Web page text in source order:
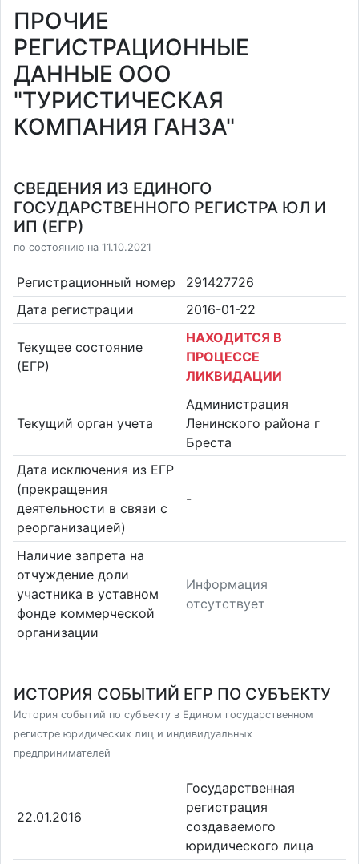
ПРОЧИЕ
РЕГИСТРАЦИОННЫЕ
ДАННЫЕ ООО
"ТУРИСТИЧЕСКАЯ
КОМПАНИЯ ГАНЗА"
СВЕДЕНИЯ ИЗ ЕДИНОГО
ГОСУДАРСТВЕННОГО РЕГИСТРА ЮЛ И
ИП (ЕГР)
по состоянию на 11.10.2021
Регистрационный номер
291427726
Дата регистрации
2016-01-22
Текущее состояние
(ЕГР)
НАХОДИТСЯ В
ПРОЦЕССЕ
ЛИКВИДАЦИИ
Текущий орган учета
Администрация
Ленинского района г
Бреста
Дата исключения из ЕГР
(прекращения
деятельности в связи с
реорганизацией)
-
Наличие запрета на
отчуждение доли
участника в уставном
фонде коммерческой
организации
Информация
отсутствует
ИСТОРИЯ СОБЫТИЙ ЕГР ПО СУБЪЕКТУ
История событий по субъекту в Едином государственном
регистре юридических лиц и индивидуальных
предпринимателей
22.01.2016
Государственная
регистрация
создаваемого
юридического лица